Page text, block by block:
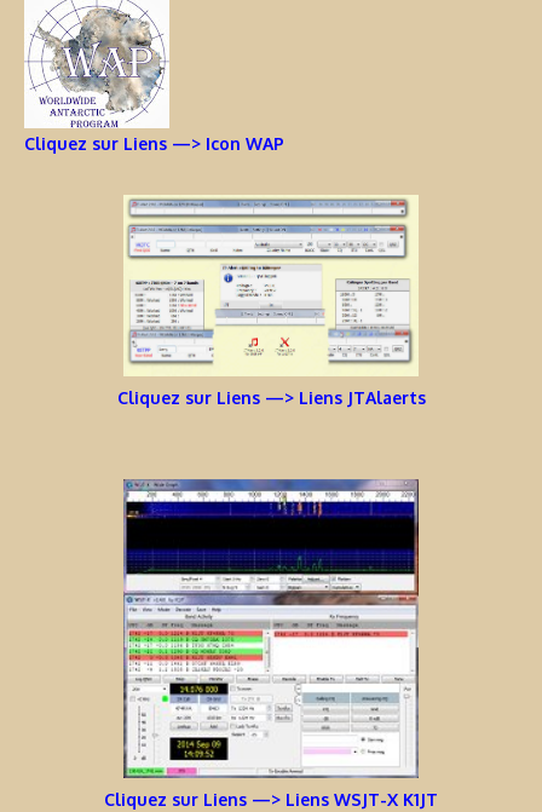
Cliquez sur Liens —> Icon WAP
Cliquez sur Liens —> Liens JTAlaerts
Cliquez sur Liens —> Liens WSJT-X K1JT